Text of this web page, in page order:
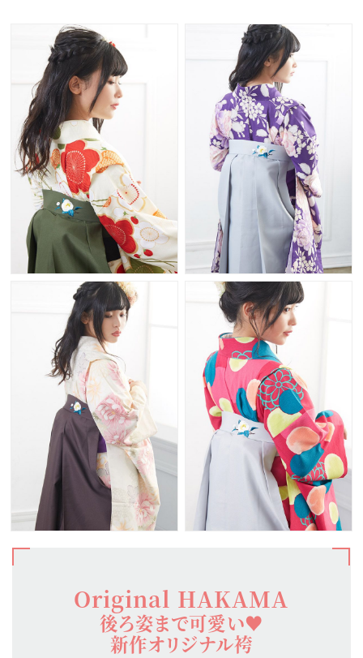
Original HAKAMA
後ろ姿まで可愛い♥
新作オリジナル袴